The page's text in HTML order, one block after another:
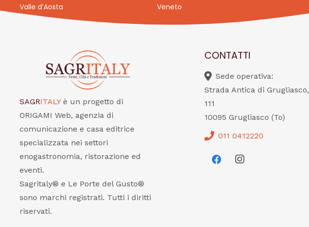
Valle d’Aosta
Veneto
SAGRITALY è un progetto di
ORIGAMI Web, agenzia di
comunicazione e casa editrice
specializzata nei settori
enogastronomia, ristorazione ed
eventi.
Sagritaly® e Le Porte del Gusto®
sono marchi registrati. Tutti i diritti
riservati.
CONTATTI
Sede operativa:
Strada Antica di Grugliasco,
111
10095 Grugliasco (To)
011 0412220